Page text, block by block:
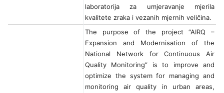
laboratorija za umjeravanje mjerila
kvalitete zraka i vezanih mjernih veličina.
The purpose of the project “AIRQ –
Expansion and Modernisation of the
National Network for Continuous Air
Quality Monitoring” is to improve and
optimize the system for managing and
monitoring air quality in urban areas,